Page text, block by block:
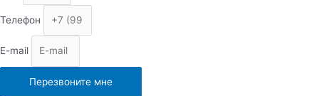
Телефон
E-mail
Перезвоните мне